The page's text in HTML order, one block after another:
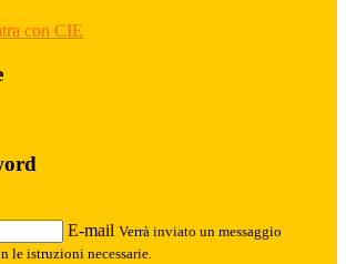
con CIE
E-mail Verrà inviato un messaggio
le istruzioni necessarie.